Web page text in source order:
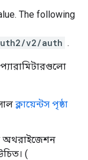
The following
v2/auth .
ক্লায়েন্টস পৃষ্ঠা
অথরাইজেশন
(